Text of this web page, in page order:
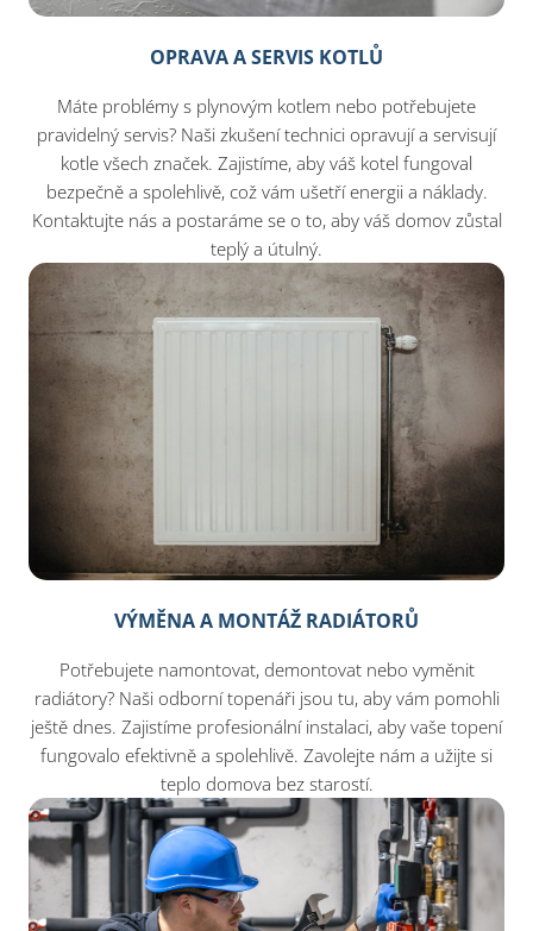
OPRAVA A SERVIS KOTLŮ
Máte problémy s plynovým kotlem nebo potřebujete
pravidelný servis? Naši zkušení technici opravují a servisují
kotle všech značek. Zajistíme, aby váš kotel fungoval
bezpečně a spolehlivě, což vám ušetří energii a náklady.
Kontaktujte nás a postaráme se o to, aby váš domov zůstal
teplý a útulný.
VÝMĚNA A MONTÁŽ RADIÁTORŮ
Potřebujete namontovat, demontovat nebo vyměnit
radiátory? Naši odborní topenáři jsou tu, aby vám pomohli
ještě dnes. Zajistíme profesionální instalaci, aby vaše topení
fungovalo efektivně a spolehlivě. Zavolejte nám a užijte si
teplo domova bez starostí.